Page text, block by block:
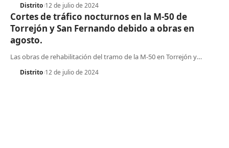
Distrito 12 de julio de 2024
Cortes de tráfico nocturnos en la M-50 de
Torrejón y San Fernando debido a obras en
agosto.
Las obras de rehabilitación del tramo de la M-50 en Torrejón y…
Distrito 12 de julio de 2024